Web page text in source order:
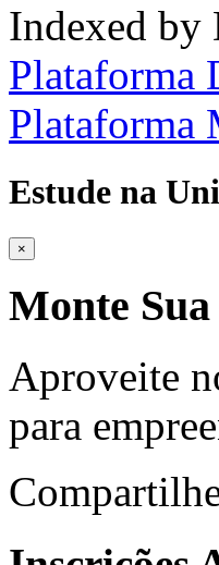
Indexed
Plataforma
Plataforma
Estude na
×
Monte
Aproveite
para